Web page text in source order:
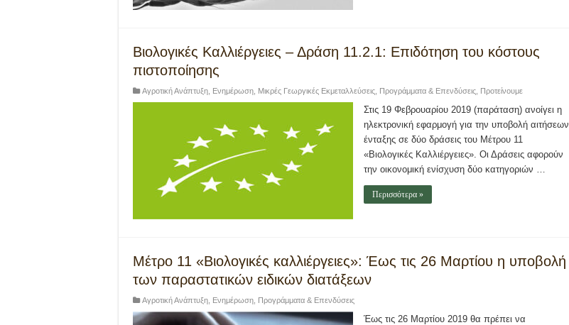
Βιολογικές Καλλιέργειες – Δράση 11.2.1: Επιδότηση του κόστους
πιστοποίησης
Αγροτική Ανάπτυξη Ενημέρωση Μικρές Γεωργικές Εκμεταλλεύσεις Προγράμματα & Επενδύσεις Προτείνουμε
Στις 19 Φεβρουαρίου 2019 (παράταση) ανοίγει η
ηλεκτρονική εφαρμογή για την υποβολή αιτήσεων
ένταξης σε δύο δράσεις του Μέτρου 11
«Βιολογικές Καλλιέργειες». Οι Δράσεις αφορούν
την οικονομική ενίσχυση δύο κατηγοριών …
Περισσότερα »
Μέτρο 11 «Βιολογικές καλλιέργειες»: Έως τις 26 Μαρτίου η υποβολή
των παραστατικών ειδικών διατάξεων
Αγροτική Ανάπτυξη Ενημέρωση Προγράμματα & Επενδύσεις
Έως τις 26 Μαρτίου 2019 θα πρέπει να